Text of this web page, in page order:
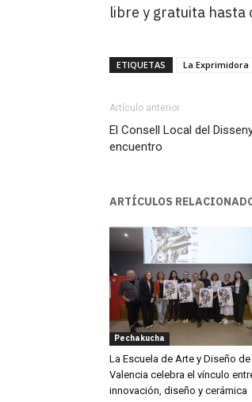
libre y gratuita hasta
ETIQUETAS La Exprimidora
Artículo anterior
El Consell Local del
encuentro
ARTÍCULOS
Pechakucha
La Escuela de Arte y Diseño de
Valencia celebra el vínculo
innovación, diseño y cerámica